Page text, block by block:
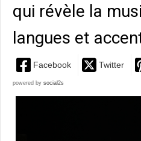
qui révèle la
langues et
Facebook Twitter
powered by social2s